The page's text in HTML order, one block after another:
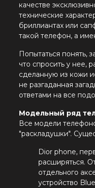
качестве
технические
бриллиантах или
такой телефон, а
Попытаться понять,
что спросить у нее,
сделанную из кожи
не разгаданная
ответами на все
Модельный ряд
Все модели
"раскладушки".
Dior phone,
расширяться.
отдельного
устройство